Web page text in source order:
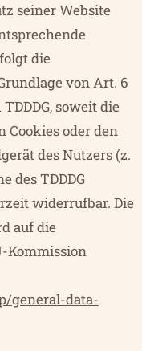
seiner Website
die
von Art. 6
TDDDG, soweit die
oder den
des Nutzers (z.
des TDDDG
widerrufbar. Die
auf die
Kommission
general-data-